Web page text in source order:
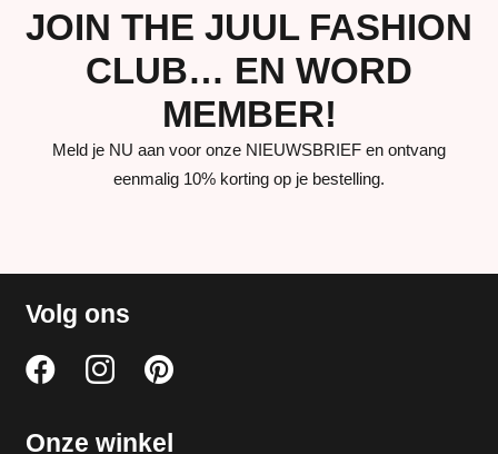
JOIN THE JUUL FASHION
CLUB… EN WORD
MEMBER!
Meld je NU aan voor onze NIEUWSBRIEF en ontvang
eenmalig 10% korting op je bestelling.
Volg ons
Onze winkel